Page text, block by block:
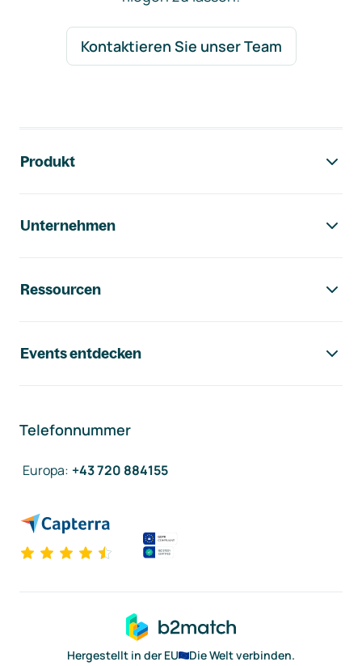
Kontaktieren Sie unser Team
Produkt
Unternehmen
Ressourcen
Events entdecken
Telefonnummer
Europa: +43 720 884155
Hergestellt in der EU
Die Welt verbinden.